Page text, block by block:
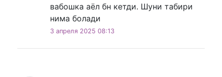
вабошка аёл бн кетди. Шуни табири
нима болади
3 апреля 2025 08:13